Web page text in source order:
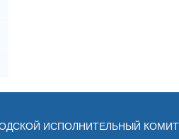
ИСПОЛНИТЕЛЬНЫЙ